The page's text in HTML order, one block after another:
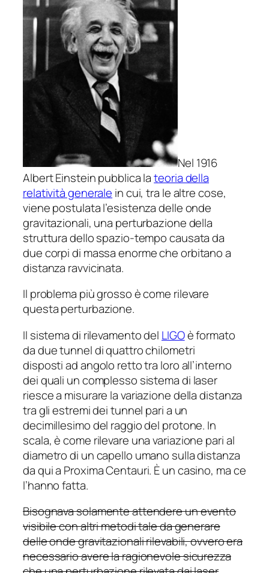
Nel 1916
Albert Einstein pubblica lateoria della
relatività generale in cui, tra le altre cose,
viene postulata l’esistenza delle onde
gravitazionali, una perturbazione della
struttura dello spazio-tempo causata da
due corpi di massa enorme che orbitano a
distanza ravvicinata.
Il problema più grosso è come rilevare
questa perturbazione.
Il sistema di rilevamento del LIGOè formato
da due tunnel di quattro chilometri
disposti ad angolo retto tra loro all’interno
dei quali un complesso sistema di laser
riesce a misurare la variazione della distanza
tra gli estremi dei tunnel pari a un
decimillesimo del raggio del protone. In
scala, è come rilevare una variazione pari al
diametro di un capello umano sulla distanza
da qui a Proxima Centauri. È un casino, ma ce
l’hanno fatta.
Bisognava solamente attendere un evento
visibile con altri metodi tale da generare
delle onde gravitazionali rilevabili, ovvero era
necessario avere la ragionevole sicurezza